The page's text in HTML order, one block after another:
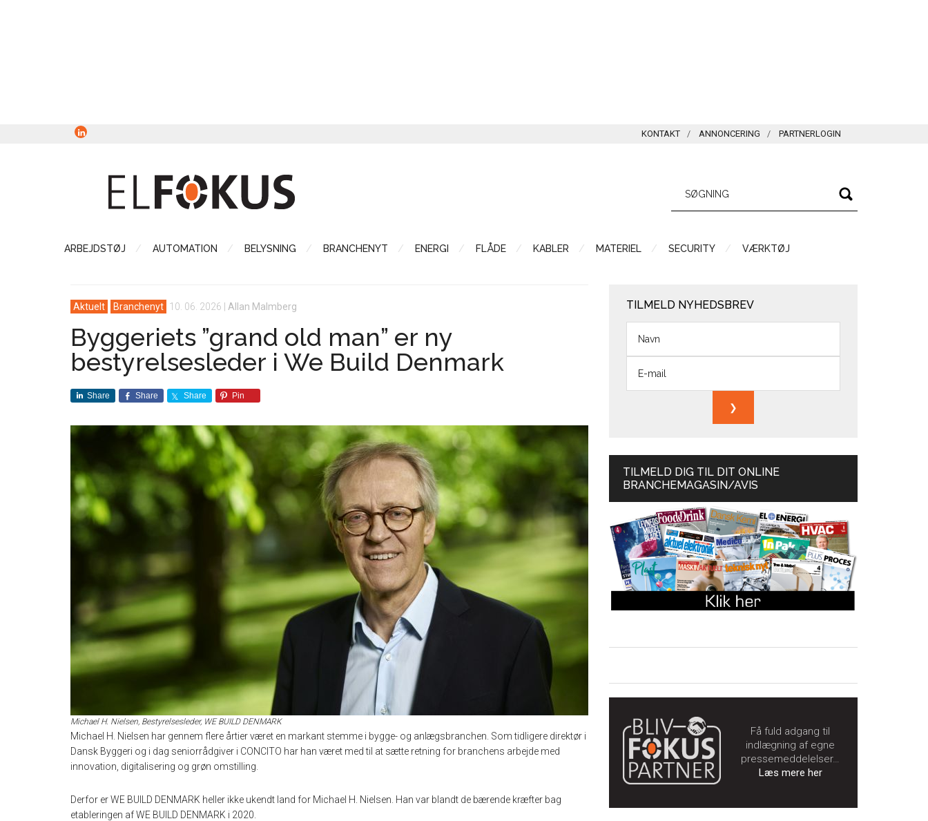
KONTAKT ANNONCERING PARTNERLOGIN
ARBEJDSTØJ AUTOMATION BELYSNING BRANCHENYT ENERGI FLÅDE KABLER MATERIEL SECURITY VÆRKTØJ
Aktuelt Branchenyt 10. 06. 2026 Allan Malmberg
Byggeriets ”grand old man” er ny
bestyrelsesleder i We Build Denmark
Share Share Share Pin
Michael H. Nielsen, Bestyrelsesleder, WE BUILD DENMARK
Michael H. Nielsen har gennem flere årtier været en markant stemme i bygge- og anlægsbranchen. Som tidligere direktør i
Dansk Byggeri og i dag seniorrådgiver i CONCITO har han været med til at sætte retning for branchens arbejde med
innovation, digitalisering og grøn omstilling.
Derfor er WE BUILD DENMARK heller ikke ukendt land for Michael H. Nielsen. Han var blandt de bærende kræfter bag
etableringen af WE BUILD DENMARK i 2020.
TILMELD NYHEDSBREV
TILMELD DIG TIL DIT ONLINE
BRANCHEMAGASIN/AVIS
Få fuld adgang til
indlægning af egne
pressemeddelelser…
Læs mere her